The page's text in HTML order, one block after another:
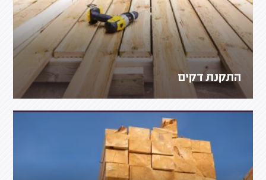
התקנת דקים